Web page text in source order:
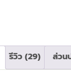
รีวิว (29) ส่วน